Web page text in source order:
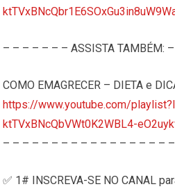
– – – – – – – ASSISTA TAMBÉM:
COMO EMAGRECER – DIETA e
https://www.youtube.com/
ktTVxBNcQbVWt0K2WBL4-
– – – – – – – – – – – – – – – – –
✅ 1# INSCREVA-SE NO CANAL